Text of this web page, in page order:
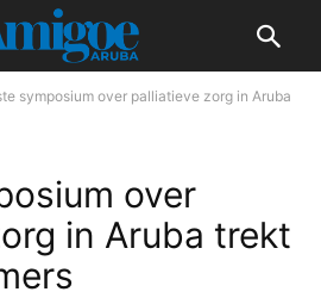
symposium over palliatieve zorg in Aruba
over
in Aruba trekt